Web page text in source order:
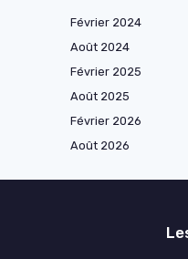
Février 2024
Août 2024
Février 2025
Août 2025
Février 2026
Août 2026